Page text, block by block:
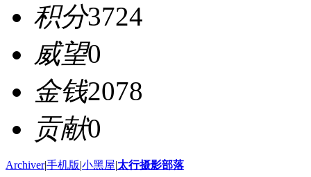
积分3724
威望0
金钱2078
贡献0
Archiver|手机版|小黑屋|太行摄影部落